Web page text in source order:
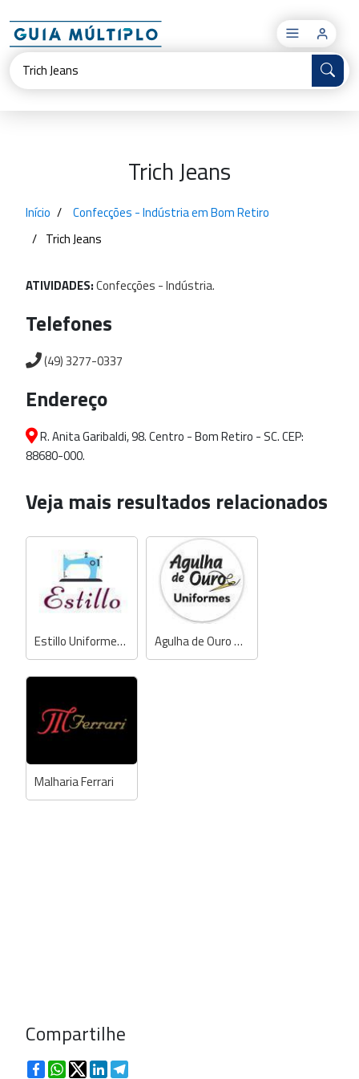
×
Trich Jeans
Início
Confecções - Indústria em Bom Retiro
Trich Jeans
ATIVIDADES:Confecções -Indústria.
Telefones
(49) 3277-0337
Endereço
R. Anita Garibaldi, 98. Centro - Bom Retiro - SC. CEP:
88680-000.
Veja mais resultados relacionados
Estillo Uniformes e Jaquetas Agulha de Ouro Uniformes
Malharia Ferrari
Compartilhe
FacebookWhatsApp
TwitterLinkedIn